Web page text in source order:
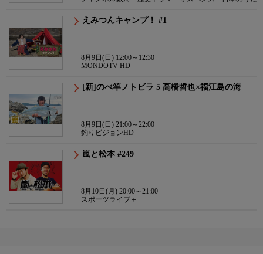
えみつんキャンプ！ #1
8月9日(日) 12:00～12:30
MONDOTV HD
[新]のべ竿ノトビラ 5 高橋哲也×福江島の海
8月9日(日) 21:00～22:00
釣りビジョンHD
嵐と松本 #249
8月10日(月) 20:00～21:00
スポーツライブ＋